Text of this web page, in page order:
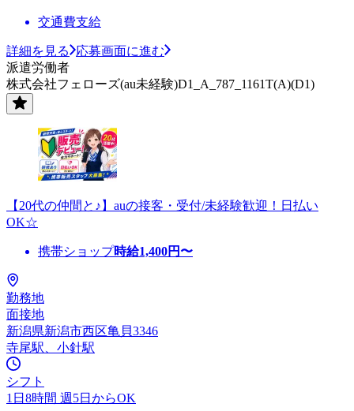
交通費支給
詳細を見る
応募画面に進む
派遣労働者
株式会社フェローズ(au未経験)D1_A_787_1161T(A)(D1)
【20代の仲間と♪】auの接客・受付/未経験歓迎！日払い
OK☆
携帯ショップ時給1,400円〜
勤務地
面接地
新潟県新潟市西区亀貝3346
寺尾駅、小針駅
シフト
1日8時間 週5日からOK